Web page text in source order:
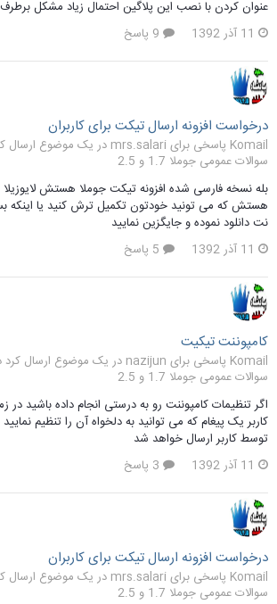
عنوان کردن با نصب این پلاگین احتمال زیاد مشکل
11 آذر 1392
درخواست افزونه ارسال تیکت برای کاربران
Komail پاسخی برای mrs.salari در یک موضوع ارسال کرد در
سوالات عمومی جوملا 1.7 و 2.5
بله نسخه فارسی شده افزونه تیکت جوملا هستش لایوزیلا
هستش که می تونید خودتون تکمیل ترش کنید یا اینکه
نت دانلود نموده و جایگزین نمایید
11 آذر 1392
کامپوننت تیکیت
Komail پاسخی برای nazijun در یک موضوع ارسال کرد در
سوالات عمومی جوملا 1.7 و 2.5
اگر تنظیمات کامپوننت رو به درستی انجام داده باشید
کاربر یک پیغام که می توانید به دلخواه آن را تنظیم
توسط کاربر ارسال خواهد شد
11 آذر 1392
درخواست افزونه ارسال تیکت برای کاربران
Komail پاسخی برای mrs.salari در یک موضوع ارسال کرد در
سوالات عمومی جوملا 1.7 و 2.5